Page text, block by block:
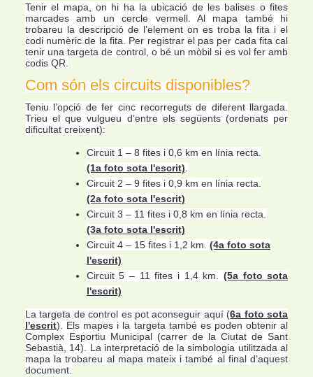
Tenir el mapa, on hi ha la ubicació de les balises o fites
marcades amb un cercle vermell. Al mapa també hi
trobareu la descripció de l’element on es troba la fita i el
codi numèric de la fita. Per registrar el pas per cada fita cal
tenir una targeta de control, o bé un mòbil si es vol fer amb
codis QR.
Com són els circuits disponibles?
Teniu l’opció de fer cinc recorreguts de diferent llargada.
Trieu el que vulgueu d’entre els següents (ordenats per
dificultat creixent):
Circuit 1 – 8 fites i 0,6 km en línia recta.
(1a foto sota l'escrit).
Circuit 2 – 9 fites i 0,9 km en línia recta.
(2a foto sota l'escrit)
Circuit 3 – 11 fites i 0,8 km en línia recta.
(3a foto sota l'escrit)
Circuit 4 – 15 fites i 1,2 km. (4a foto sota
l'escrit)
Circuit 5 – 11 fites i 1,4 km. (5a foto sota
l'escrit)
La targeta de control es pot aconseguir aquí (6a fotosota
l'escrit). Els mapes i la targeta també es poden obtenir al
Complex Esportiu Municipal (carrer de la Ciutat de Sant
Sebastià, 14). La interpretació de la simbologia utilitzada al
mapa la trobareu al mapa mateix i també al final d’aquest
document.